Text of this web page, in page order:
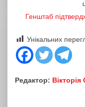
Генштаб
Унікальних
Редактор: